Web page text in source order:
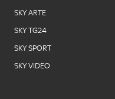
SKY ARTE
SKY TG24
SKY SPORT
SKY VIDEO